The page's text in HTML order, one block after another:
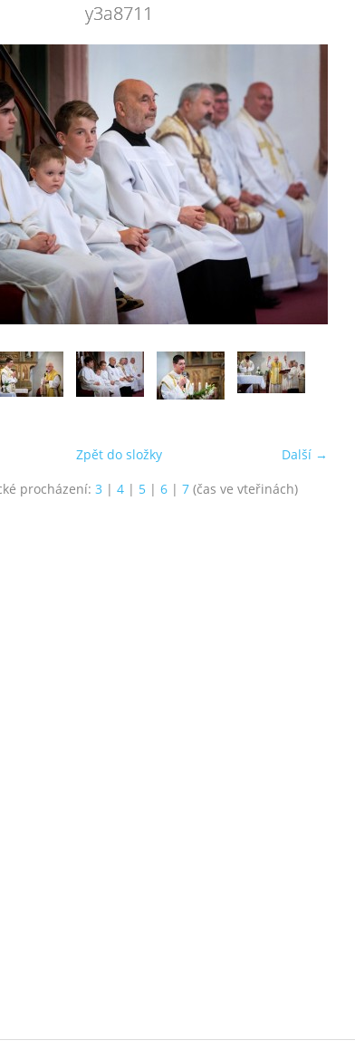
y3a8711
Další →
Zpět do složky
procházení: 3 | 4| 5| 6| 7(čas ve vteřinách)